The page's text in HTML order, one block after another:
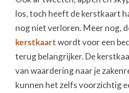
los, toch heeft de kerstkaart
nog niet verloren. Meer nog,
kerstkaart wordt voor een
terug belangrijker. De
van waardering naar je
kunnen het zelfs voorzichtig